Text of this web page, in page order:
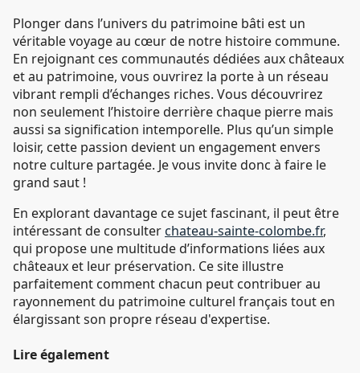
Plonger dans l’univers du patrimoine bâti est un
véritable voyage au cœur de notre histoire commune.
En rejoignant ces communautés dédiées aux châteaux
et au patrimoine, vous ouvrirez la porte à un réseau
vibrant rempli d’échanges riches. Vous découvrirez
non seulement l’histoire derrière chaque pierre mais
aussi sa signification intemporelle. Plus qu’un simple
loisir, cette passion devient un engagement envers
notre culture partagée. Je vous invite donc à faire le
grand saut !
En explorant davantage ce sujet fascinant, il peut être
intéressant de consulterchateau-sainte-colombe.fr,
qui propose une multitude d’informations liées aux
châteaux et leur préservation. Ce site illustre
parfaitement comment chacun peut contribuer au
rayonnement du patrimoine culturel français tout en
élargissant son propre réseau d'expertise.
Lire également